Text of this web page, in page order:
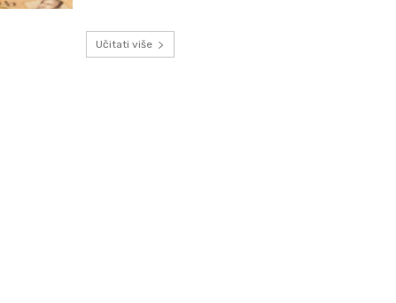
Učitati više